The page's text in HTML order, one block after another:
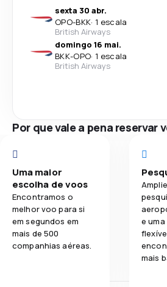
sexta 30 abr.
OPO-BKK· 1 escala
British Airways
domingo 16 mai.
BKK-OPO· 1 escala
British Airways
Por que vale a pena reservar
Uma maior
escolha de voos
Encontramos o
melhor voo para si
em segundos em
mais de 500
companhias aéreas.
e
mais